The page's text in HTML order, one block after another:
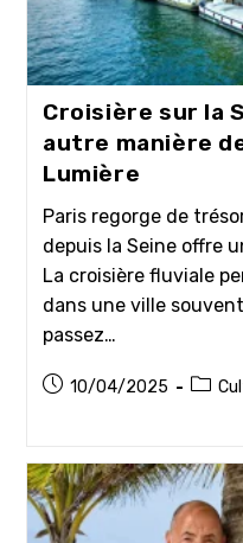
Croisière sur la
autre manière
Lumière
Paris regorge de
depuis la Seine offre
La croisière fluviale
dans une ville
passez…
Publication
10/04/2025
Post